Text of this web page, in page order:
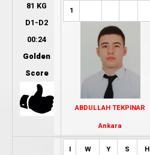
81 KG
D1-D2
00:24
Golden
Score
1
ABDULLAH TEKPINAR
Ankara
I W Y S H